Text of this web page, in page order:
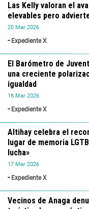
20 Mar 2026
Expediente X
Las Kelly valoran el
elevables pero
18 Mar 2026
Expediente X
El Barómetro de
una creciente
igualdad
17 Mar 2026
Expediente X
Altihay celebra el
lugar de memoria
lucha»
Vecinos de Anaga